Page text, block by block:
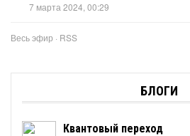
7 марта 2024, 00:29
Весь эфир · RSS
БЛОГИ
Квантовый переход